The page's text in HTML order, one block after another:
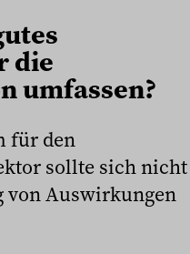
die
umfassen?
für den
sollte sich nicht
von Auswirkungen